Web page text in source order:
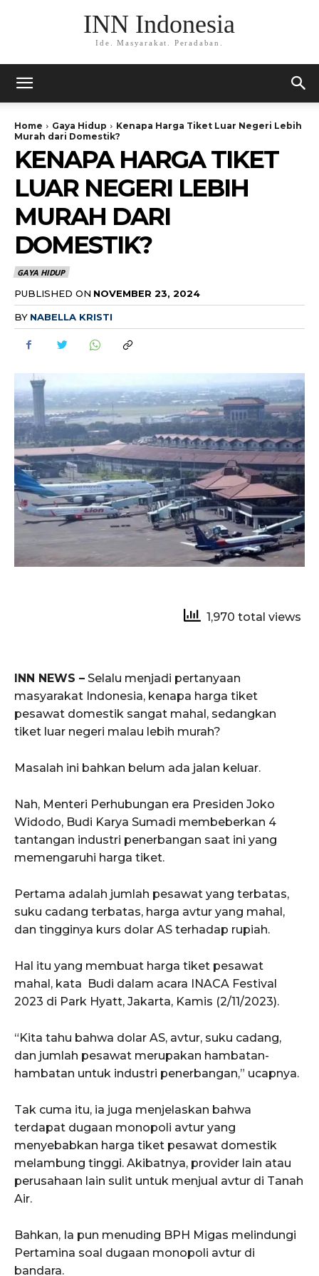
INN Indonesia
Ide. Masyarakat. Peradaban.
Home Gaya Hidup
Kenapa Harga Tiket Luar Negeri Lebih
Murah dari Domestik?
KENAPA HARGA TIKET
LUAR NEGERI LEBIH
MURAH DARI
DOMESTIK?
GAYA HIDUP
PUBLISHED ON NOVEMBER 23, 2024
BY NABELLA KRISTI
1,970 total views
INN NEWS – Selalu menjadi pertanyaan
masyarakat Indonesia, kenapa harga tiket
pesawat domestik sangat mahal, sedangkan
tiket luar negeri malau lebih murah?
Masalah ini bahkan belum ada jalan keluar.
Nah, Menteri Perhubungan era Presiden Joko
Widodo, Budi Karya Sumadi membeberkan 4
tantangan industri penerbangan saat ini yang
memengaruhi harga tiket.
Pertama adalah jumlah pesawat yang terbatas,
suku cadang terbatas, harga avtur yang mahal,
dan tingginya kurs dolar AS terhadap rupiah.
Hal itu yang membuat harga tiket pesawat
mahal, kata Budi dalam acara INACA Festival
2023 di Park Hyatt, Jakarta, Kamis (2/11/2023).
“Kita tahu bahwa dolar AS, avtur, suku cadang,
dan jumlah pesawat merupakan hambatan-
hambatan untuk industri penerbangan,” ucapnya.
Tak cuma itu, ia juga menjelaskan bahwa
terdapat dugaan monopoli avtur yang
menyebabkan harga tiket pesawat domestik
melambung tinggi. Akibatnya, provider lain atau
perusahaan lain sulit untuk menjual avtur di Tanah
Air.
Bahkan, Ia pun menuding BPH Migas melindungi
Pertamina soal dugaan monopoli avtur di
bandara.